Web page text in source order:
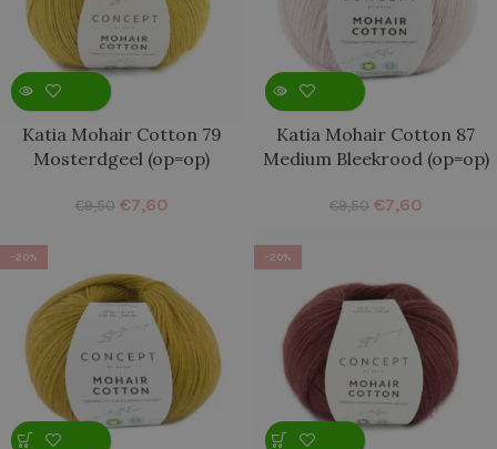
Katia Mohair Cotton 79
Mosterdgeel (op=op)
€9,50 €7,60
Katia Mohair Cotton 87
Medium Bleekrood (op=op)
€9,50 €7,60
-20% -20%